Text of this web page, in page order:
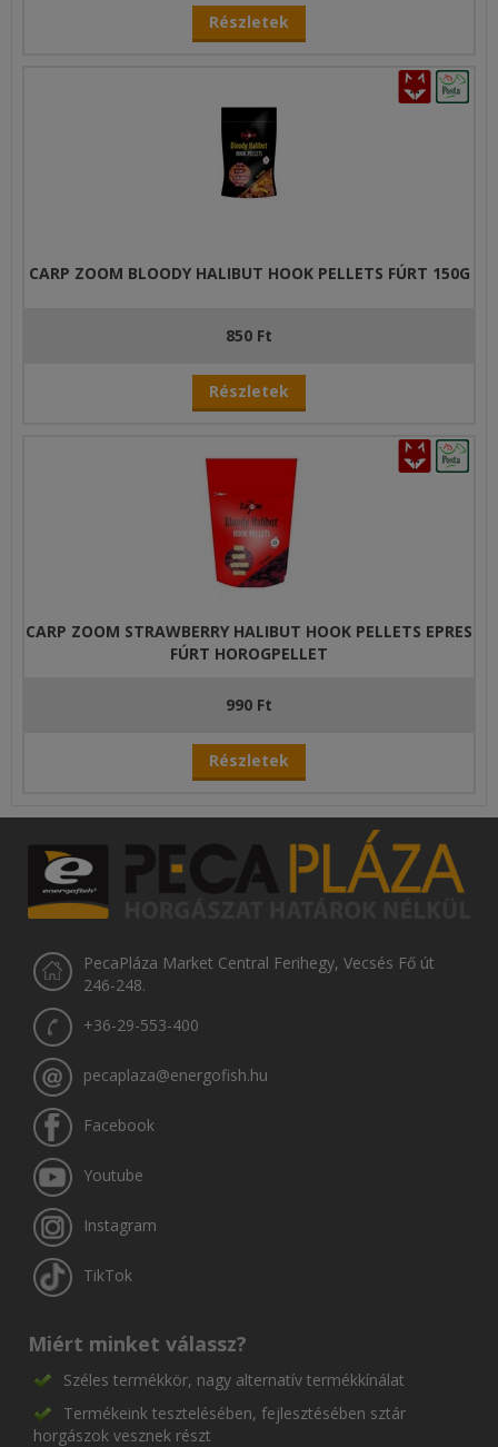
Részletek
CARP ZOOM BLOODY HALIBUT HOOK PELLETS FÚRT 150G
850 Ft
Részletek
CARP ZOOM STRAWBERRY HALIBUT HOOK PELLETS EPRES
FÚRT HOROGPELLET
990 Ft
Részletek
PecaPláza Market Central Ferihegy, Vecsés Fő út
246-248.
+36-29-553-400
pecaplaza@energofish.hu
Facebook
Youtube
Instagram
TikTok
Miért minket válassz?
Széles termékkör, nagy alternatív termékkínálat
Termékeink tesztelésében, fejlesztésében sztár
horgászok vesznek részt